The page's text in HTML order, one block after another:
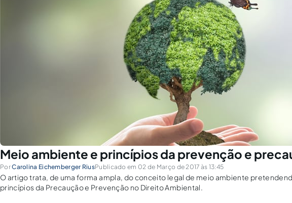
Meio ambiente e princípios da prevenção e
PorCarolina Eichemberger RiusPublicado em 02 de Março de 2017 às 13:45
O artigo trata, de uma forma ampla, do conceito legal de meio ambiente
princípios da Precaução e Prevenção no Direito Ambiental.